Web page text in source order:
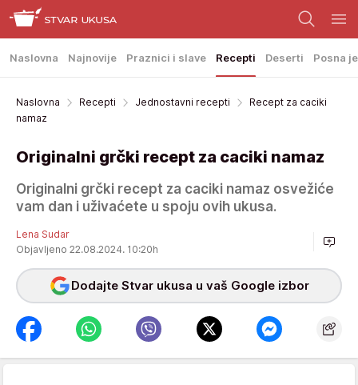
Naslovna Najnovije Praznici i slave Recepti Deserti Posna
Naslovna Recepti Jednostavni recepti
Recept za caciki
namaz
Originalni grčki recept za caciki namaz
Originalni grčki recept za caciki namaz osvežiće
vam dan i uživaćete u spoju ovih ukusa.
Lena Sudar
Objavljeno 22.08.2024. 10:20h
Dodajte Stvar ukusa u vaš Google izbor